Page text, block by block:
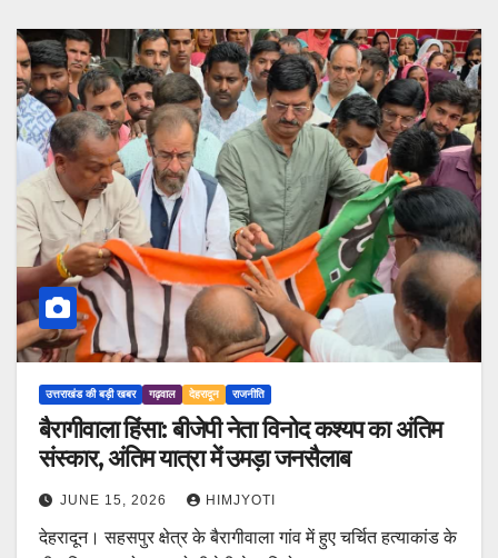
उत्तराखंड की बड़ी खबर गढ़वाल देहरादून राजनीति
बैरागीवाला हिंसा: बीजेपी नेता विनोद कश्यप का अंतिम
संस्कार, अंतिम यात्रा में उमड़ा जनसैलाब
JUNE 15, 2026 HIMJYOTI
देहरादून। सहसपुर क्षेत्र के बैरागीवाला गांव में हुए चर्चित हत्याकांड के